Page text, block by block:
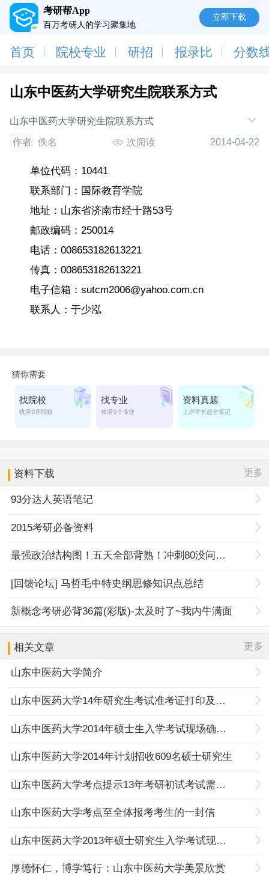
考研帮App
百万考研人的学习聚集地
立即下载
首页 院校专业 研招 报录比 分数
山东中医药大学研究生院联系方式
山东中医药大学研究生院联系方式
作者 佚名 次阅读 2014-04-22
单位代码：10441
联系部门：国际教育学院
地址：山东省济南市经十路53号
邮政编码：250014
电话：008653182613221
传真：008653182613221
电子信箱：sutcm2006@yahoo.com.cn
联系人：于少泓
资料下载 更多
93分达人英语笔记
2015考研必备资料
最强政治结构图！五天全部背熟！冲刺80没问题！
[回馈论坛] 马哲毛中特史纲思修知识点总结
新概念考研必背36篇(彩版)-太及时了~我内牛满面
相关文章 更多
山东中医药大学简介
山东中医药大学14年研究生考试准考证打印及考试注意事项
山东中医药大学2014年硕士生入学考试现场确认须知
山东中医药大学2014年计划招收609名硕士研究生
山东中医药大学考点提示13年考研初试考试需注意事项
山东中医药大学考点至全体报考考生的一封信
山东中医药大学2013年硕士研究生入学考试现场确认公告
厚德怀仁，博学笃行：山东中医药大学美景欣赏